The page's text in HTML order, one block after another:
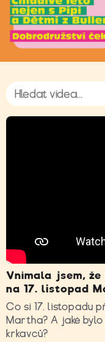
Vnímala jsem,
na 17. listopad
Co si 17. listopadu
Martha? A jaké
krkavců?